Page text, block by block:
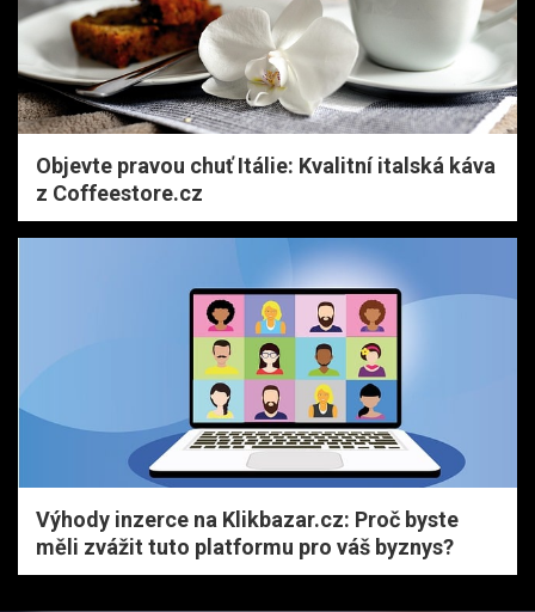
Objevte pravou chuť Itálie: Kvalitní italská káva
z Coffeestore.cz
Výhody inzerce na Klikbazar.cz: Proč byste
měli zvážit tuto platformu pro váš byznys?